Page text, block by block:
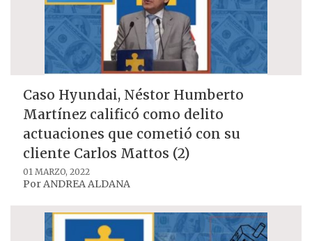
Caso Hyundai, Néstor Humberto
Martínez calificó como delito
actuaciones que cometió con su
cliente Carlos Mattos (2)
01 MARZO, 2022
PorANDREA ALDANA